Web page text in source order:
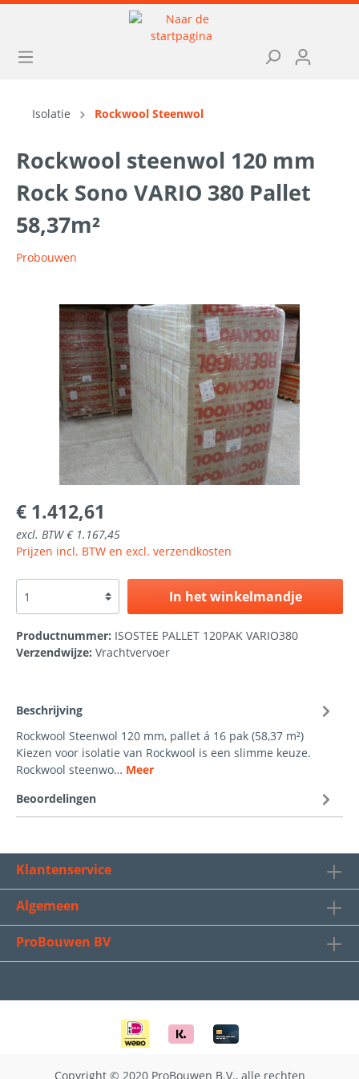
Isolatie Rockwool Steenwol
Rockwool steenwol 120 mm
Rock Sono VARIO 380 Pallet
58,37m²
Probouwen
€ 1.412,61
excl. BTW € 1.167,45
Prijzen incl. BTW en excl. verzendkosten
In het winkelmandje
Productnummer: ISOSTEE PALLET 120PAK VARIO380
Verzendwijze: Vrachtvervoer
Beschrijving
Rockwool Steenwol 120 mm, pallet á 16 pak (58,37 m²)
Kiezen voor isolatie van Rockwool is een slimme keuze.
Rockwool steenwo… Meer
Beoordelingen
Klantenservice
Algemeen
ProBouwen BV
Copyright © 2020 ProBouwen B.V., alle rechten